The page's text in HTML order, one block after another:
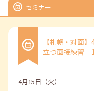
セミナー
【札幌・対面
立つ面接練習
4月15日（火）